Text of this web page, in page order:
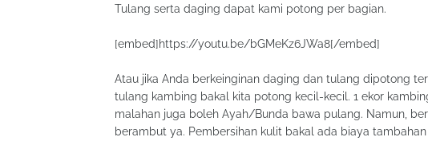
Tulang serta daging dapat kami potong per bagian.
[embed]https://youtu.be/bGMeKz6JWa8[/embed]
Atau jika Anda berkeinginan daging dan tulang dipotong
tulang kambing bakal kita potong kecil-kecil. 1 ekor
malahan juga boleh Ayah/Bunda bawa pulang. Namun,
berambut ya. Pembersihan kulit bakal ada biaya